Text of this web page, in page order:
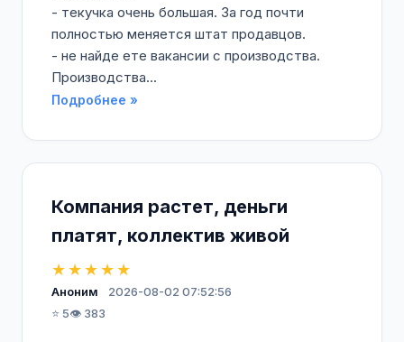
- текучка очень большая. За год почти
полностью меняется штат продавцов.
- не найде ете вакансии с производства.
Производства...
Подробнее »
Компания растет, деньги
платят, коллектив живой
★★★★★
Аноним
2026-08-02 07:52:56
⭐ 5👁️ 383